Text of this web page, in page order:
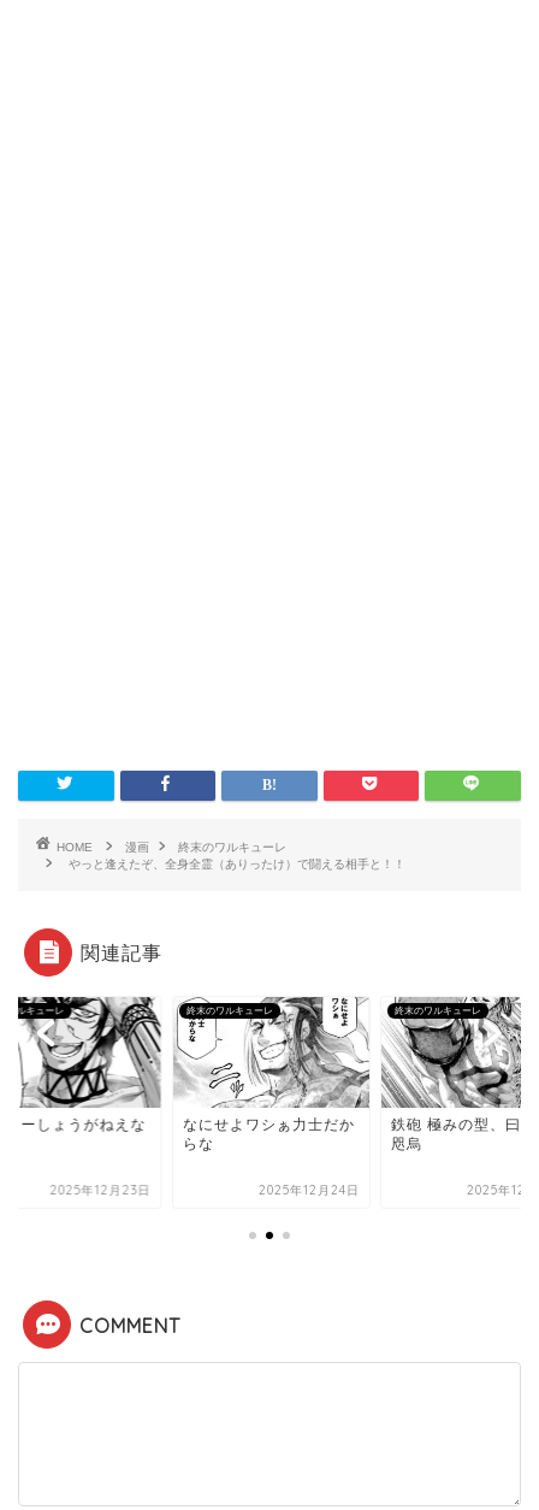
HOME 漫画
終末のワルキューレ
やっと逢えたぞ、全身全霊（ありったけ）で闘える相手と！！
関連記事
ワルキューレ
くーしょうがねえな
2025年12月23日
終末のワルキューレ
なにせよワシぁ力士だか
らな
2025年12月24日
終末のワルキューレ
鉄砲 極みの型、曰く
咫烏
2025年12
COMMENT